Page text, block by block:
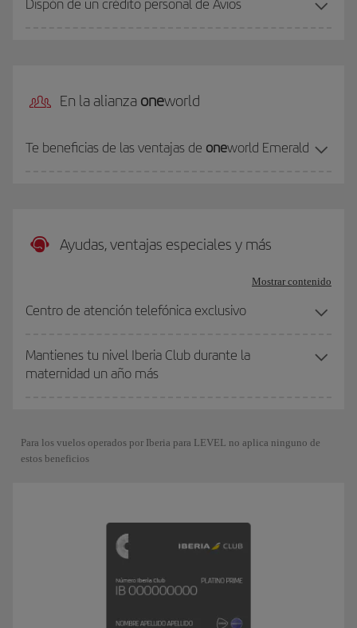
Dispón de un crédito personal de Avios
En la alianza oneworld
Te beneficias de las ventajas de oneworld Emerald
Ayudas, ventajas especiales y más
Mostrar contenido
Centro de atención telefónica exclusivo
Mantienes tu nivel Iberia Club durante la
maternidad un año más
Para los vuelos operados por Iberia para LEVEL no aplica ninguno de
estos beneficios